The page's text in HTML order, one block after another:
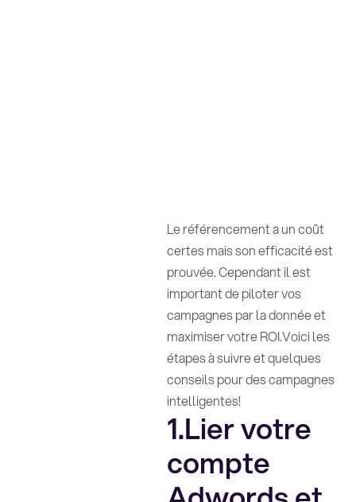
Le référencement a un coût
certes mais son efficacité est
prouvée. Cependant il est
important de piloter vos
campagnes par la donnée et
maximiser votre ROI.Voici les
étapes à suivre et quelques
conseils pour des campagnes
intelligentes!
1.Lier votre
compte